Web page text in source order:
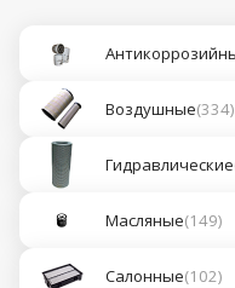
Воздушные(334)
Гидравлические
Масляные(149)
Салонные(102)